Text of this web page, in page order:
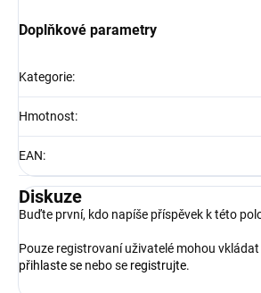
Doplňkové parametry
Kategorie:
Hmotnost:
EAN:
Diskuze
Buďte první, kdo napíše příspěvek k této
Pouze registrovaní uživatelé mohou
přihlaste se nebo se registrujte.